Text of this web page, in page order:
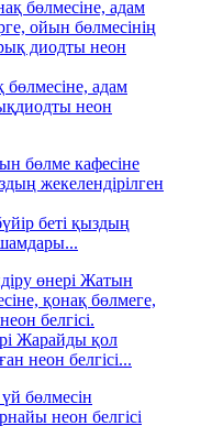
адам
неон
беті қыздың
Жарайды қол
неон белгісі...